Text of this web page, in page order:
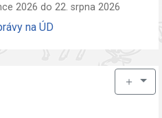
2026 do 22. srpna 2026
na ÚD
＋